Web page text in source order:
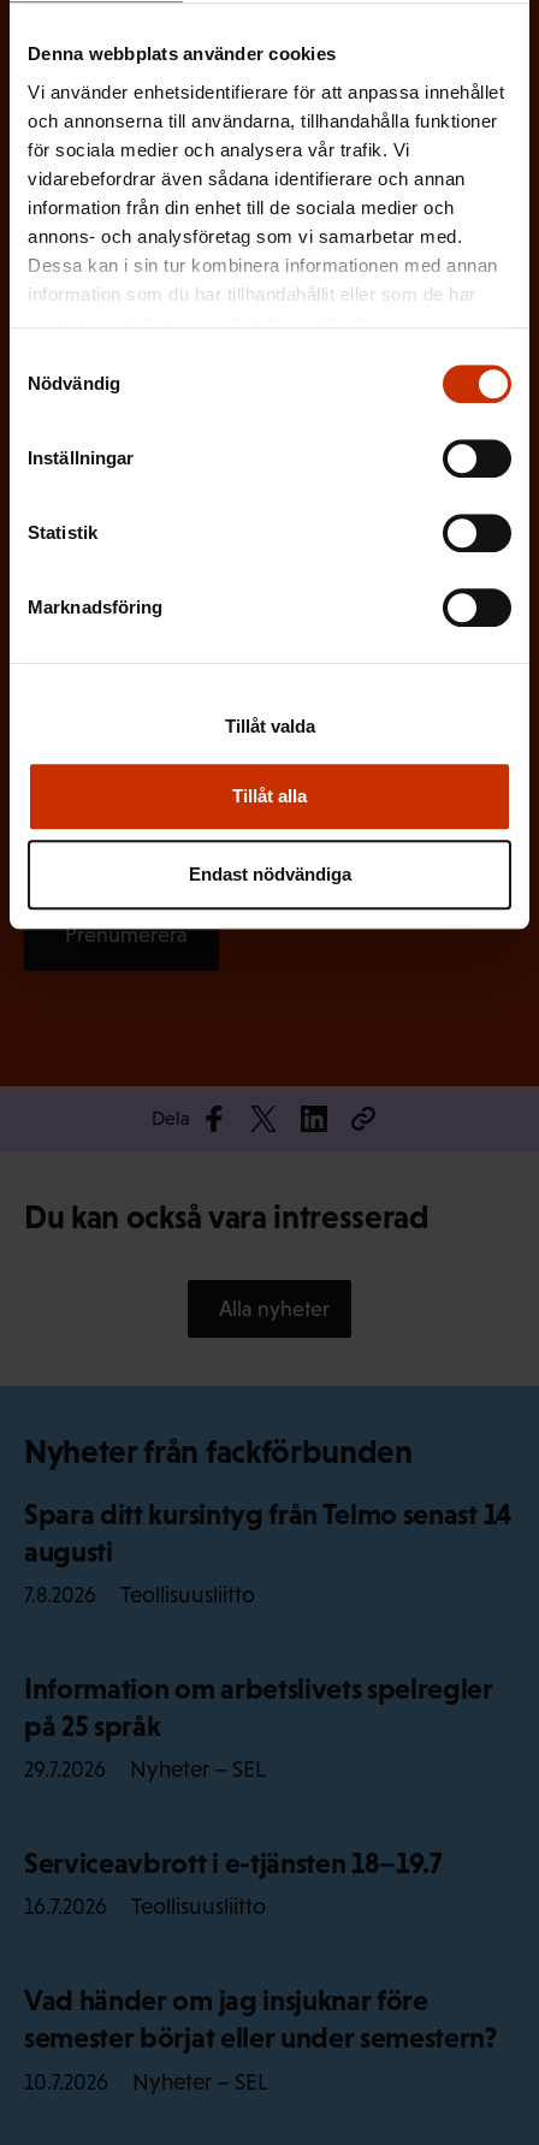
Denna webbplats använder cookies
Vi använder enhetsidentifierare för att anpassa innehållet
och annonserna till användarna, tillhandahålla funktioner
för sociala medier och analysera vår trafik. Vi
vidarebefordrar även sådana identifierare och annan
information från din enhet till de sociala medier och
annons- och analysföretag som vi samarbetar med.
Dessa kan i sin tur kombinera informationen med annan
information som du har tillhandahållit eller som de har
Nödvändig
Inställningar
Statistik
Marknadsföring
Tillåt alla
Tillåt valda
Endast nödvändiga
k
t
)
s
k
t
)
I ÖVRIGT INTRESSERAD AV ARBETSLIVET
På vilket språk vill du ha nyhetsbrevet?
SVENSKA FINSKA
Jag godkänner att mina uppgifter sparas och
behandlas i enlighet med
kommunikationsregister
r
Prenumerera
Dela
Du kan också vara intresserad
Alla nyheter
Nyheter från fackförbunden
Spara ditt kursintyg från Telmo senast 14
augusti
7.8.2026 Teollisuusliitto
Information om arbetslivets spelregler
på 25 språk
29.7.2026 Nyheter – SEL
Serviceavbrott i e-tjänsten 18–19.7
16.7.2026 Teollisuusliitto
Vad händer om jag insjuknar före
semester börjat eller under semestern?
10.7.2026 Nyheter – SEL